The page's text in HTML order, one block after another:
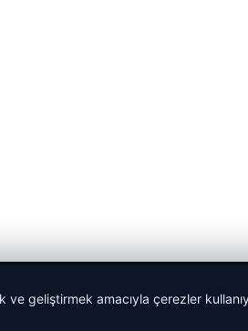
ve geliştirmek amacıyla çerezler